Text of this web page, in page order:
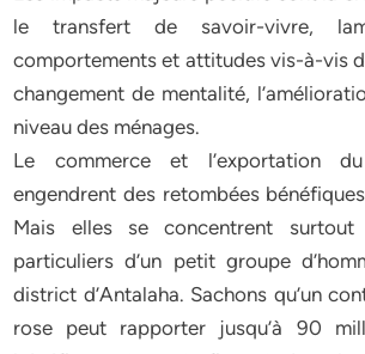
le transfert de savoir-vivre,
comportements et attitudes vis-à-vis
changement de mentalité,
niveau des ménages.
Le commerce et l’exportation
engendrent des retombées
Mais elles se concentrent
particuliers d’un petit groupe
district d’Antalaha. Sachons qu’un
rose peut rapporter jusqu’à 90